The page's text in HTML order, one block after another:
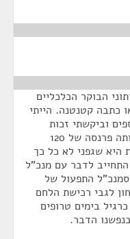
הבוקר הכלכליים
כתבה קטנטנה. הייתי
וביקשתי זכות
דיבור, הצעה לסדר. כשדיברתי על אותה פרנסה של 120
היא שגפני לא כל כך
התחייב לדבר עם מנכ"ל
התפעול של
לגבי רכישת הלחם
בימים טרופים
הדבר.